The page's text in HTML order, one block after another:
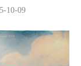
10-09